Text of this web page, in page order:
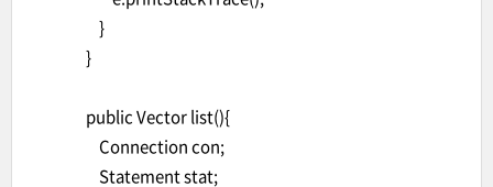
}
}
public Vector list(){
Connection con;
Statement stat;